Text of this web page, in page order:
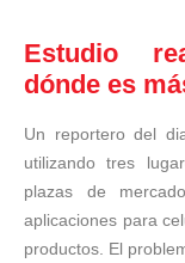
Estudio
dónde es
Un reportero del
utilizando tres
plazas de
aplicaciones para
productos. El